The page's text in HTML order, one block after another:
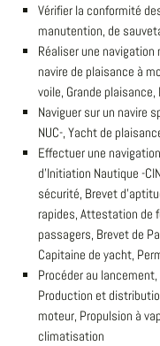
Vérifier la conformité
manutention, de
Réaliser une navigation
navire de plaisance à
voile, Grande
Naviguer sur un navire
NUC-, Yacht de
Effectuer une
d'Initiation Nautique -
sécurité, Brevet
rapides, Attestation de
passagers, Brevet de
Capitaine de yacht,
Procéder au
Production et
moteur, Propulsion à
climatisation